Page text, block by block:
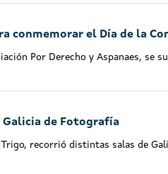
conmemorar el Día de la
Por Derecho y Aspanaes, se
de Fotografía
Trigo, recorrió distintas salas de